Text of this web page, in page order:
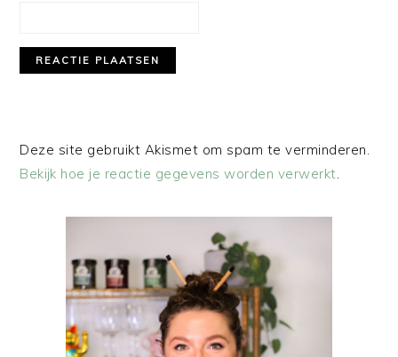
Deze site gebruikt Akismet om spam te verminderen.
Bekijk hoe je reactie gegevens worden verwerkt.